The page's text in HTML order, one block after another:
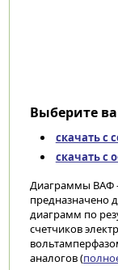
Выберите
скачать с
скачать с
Диаграммы ВАФ
предназначено
диаграмм по
счетчиков
аналогов (